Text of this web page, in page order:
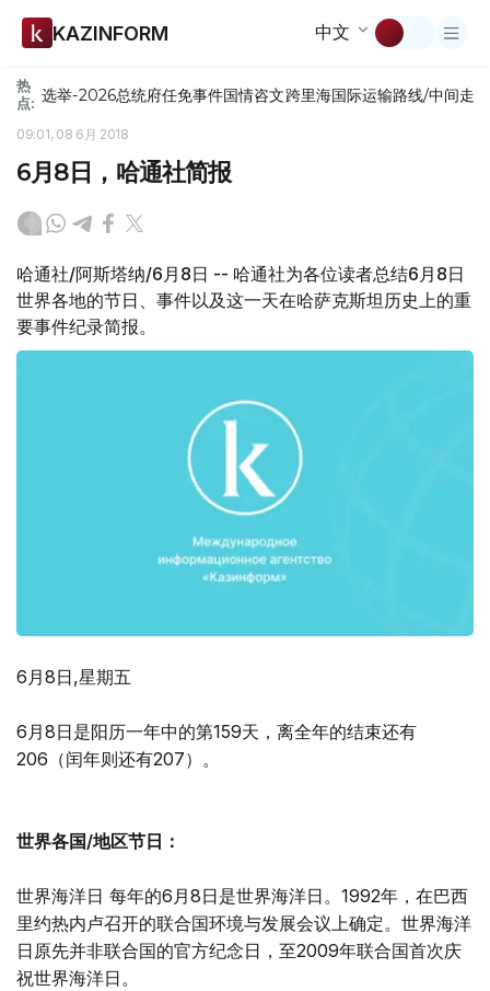
KAZINFORM 中文
热
点: 选举-2026总统府任免事件国情咨文跨里海国际运输路线/中间走廊
09:01, 08 6月 2018
6月8日，哈通社简报
哈通社/阿斯塔纳/6月8日 -- 哈通社为各位读者总结6月8日
世界各地的节日、事件以及这一天在哈萨克斯坦历史上的重
要事件纪录简报。
6月8日,星期五
6月8日是阳历一年中的第159天，离全年的结束还有
206（闰年则还有207）。
世界各国/地区节日：
世界海洋日 每年的6月8日是世界海洋日。1992年，在巴西
里约热内卢召开的联合国环境与发展会议上确定。世界海洋
日原先并非联合国的官方纪念日，至2009年联合国首次庆
祝世界海洋日。